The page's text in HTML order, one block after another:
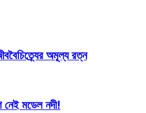
অমূল্য রত্ন
নেই মডেল নদী!